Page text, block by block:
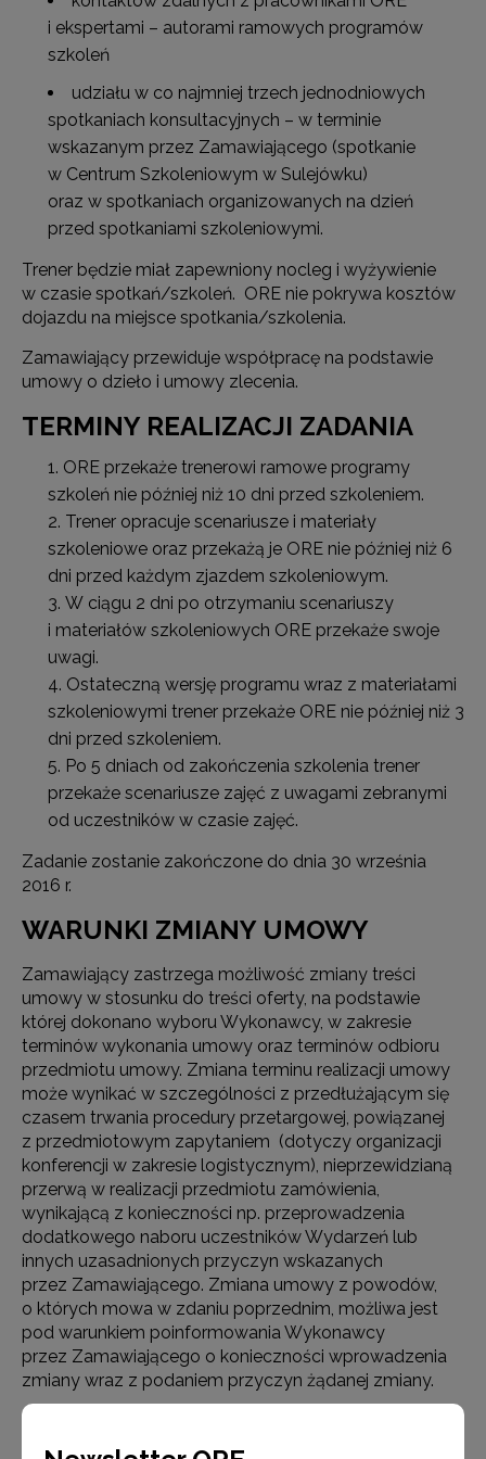
i ekspertami – autorami ramowych programów
szkoleń
udziału w co najmniej trzech jednodniowych
spotkaniach konsultacyjnych – w terminie
wskazanym przez Zamawiającego (spotkanie
w Centrum Szkoleniowym w Sulejówku)
oraz w spotkaniach organizowanych na dzień
przed spotkaniami szkoleniowymi.
Trener będzie miał zapewniony nocleg i wyżywienie
w czasie spotkań/szkoleń. ORE nie pokrywa kosztów
dojazdu na miejsce spotkania/szkolenia.
Zamawiający przewiduje współpracę na podstawie
umowy o dzieło i umowy zlecenia.
TERMINY REALIZACJI ZADANIA
ORE przekaże trenerowi ramowe programy
szkoleń nie później niż 10 dni przed szkoleniem.
Trener opracuje scenariusze i materiały
szkoleniowe oraz przekażą je ORE nie później niż 6
dni przed każdym zjazdem szkoleniowym.
W ciągu 2 dni po otrzymaniu scenariuszy
i materiałów szkoleniowych ORE przekaże swoje
uwagi.
Ostateczną wersję programu wraz z materiałami
szkoleniowymi trener przekaże ORE nie później niż 3
dni przed szkoleniem.
Po 5 dniach od zakończenia szkolenia trener
przekaże scenariusze zajęć z uwagami zebranymi
od uczestników w czasie zajęć.
Zadanie zostanie zakończone do dnia 30 września
2016 r.
WARUNKI ZMIANY UMOWY
Zamawiający zastrzega możliwość zmiany treści
umowy w stosunku do treści oferty, na podstawie
której dokonano wyboru Wykonawcy, w zakresie
terminów wykonania umowy oraz terminów odbioru
przedmiotu umowy. Zmiana terminu realizacji umowy
może wynikać w szczególności z przedłużającym się
czasem trwania procedury przetargowej, powiązanej
z przedmiotowym zapytaniem (dotyczy organizacji
konferencji w zakresie logistycznym), nieprzewidzianą
przerwą w realizacji przedmiotu zamówienia,
wynikającą z konieczności np. przeprowadzenia
dodatkowego naboru uczestników Wydarzeń lub
innych uzasadnionych przyczyn wskazanych
przez Zamawiającego. Zmiana umowy z powodów,
o których mowa w zdaniu poprzednim, możliwa jest
pod warunkiem poinformowania Wykonawcy
przez Zamawiającego o konieczności wprowadzenia
zmiany wraz z podaniem przyczyn żądanej zmiany.
Zmiana terminów, o których mowa w zdaniu